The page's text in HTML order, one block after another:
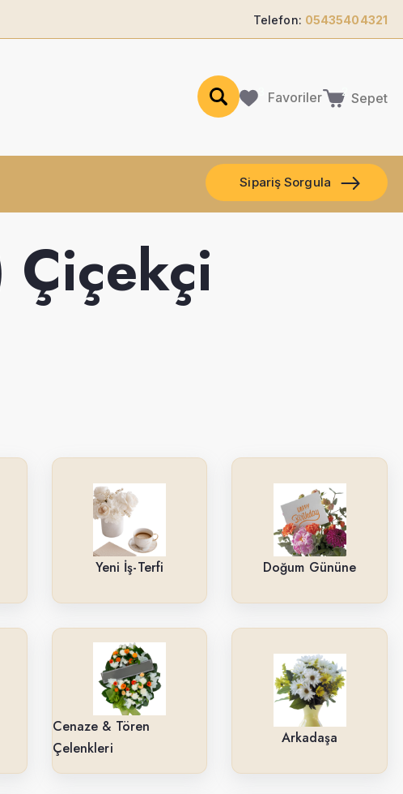
Telefon: 05435404321
Favoriler Sepet
Sipariş Sorgula
Çiçekçi
Yeni İş-Terfi Doğum Gününe
Cenaze & Tören
Çelenkleri
Arkadaşa